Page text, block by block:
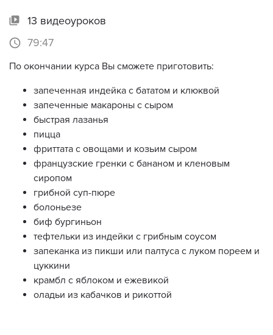
13 видеоуроков
79:47
По окончании курса Вы сможете приготовить:
запеченная индейка с бататом и клюквой
запеченные макароны с сыром
быстрая лазанья
пицца
фриттата с овощами и козьим сыром
французские гренки с бананом и кленовым
сиропом
грибной суп-пюре
болоньезе
биф бургиньон
тефтельки из индейки с грибным соусом
запеканка из пикши или палтуса с луком пореем и
цуккини
крамбл с яблоком и ежевикой
оладьи из кабачков и рикоттой